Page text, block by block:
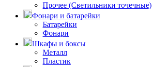
Прочее (Светильники точечные)
Фонари и батарейки
Батарейки
Фонари
Шкафы и боксы
Металл
Пластик